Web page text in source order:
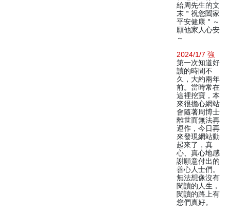
給周先生的文
末＂祝您闔家
平安健康＂～
願他家人心安
～
2024/1/7 強
第一次知道好
讀的時間不
久，大約兩年
前。當時常在
這裡挖寶，本
來很擔心網站
會隨著周博士
離世而無法再
運作，今日再
來發現網站動
起來了，真
心、真心地感
謝願意付出的
善心人士們。
無法想像沒有
閱讀的人生，
閱讀的路上有
您們真好。